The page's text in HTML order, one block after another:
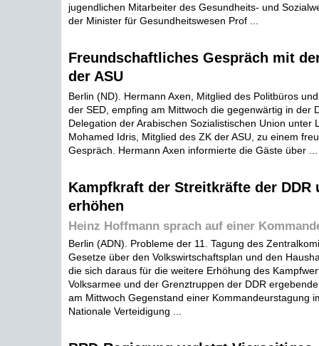
jugendlichen Mitarbeiter des Gesundheits- und
der Minister für Gesundheitswesen Prof ...
Freundschaftliches Gespräch mit
der ASU
Berlin (ND). Hermann Axen, Mitglied des Politbüros
der SED, empfing am Mittwoch die gegenwärtig in der
Delegation der Arabischen Sozialistischen Union unter
Mohamed Idris, Mitglied des ZK der ASU, zu einem
Gespräch. Hermann Axen informierte die Gäste über ...
Kampfkraft der Streitkräfte der DDR
erhöhen
Heinz Hoffmann sprach auf einer
Berlin (ADN). Probleme der 11. Tagung des
Gesetze über den Volkswirtschaftsplan und den
die sich daraus für die weitere Erhöhung des
Volksarmee und der Grenztruppen der DDR
am Mittwoch Gegenstand einer Kommandeurstagung
Nationale Verteidigung ...